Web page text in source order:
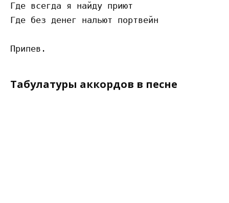
Где всегда я найду приют
Где без денег нальют портвейн
Табулатуры аккордов в песне